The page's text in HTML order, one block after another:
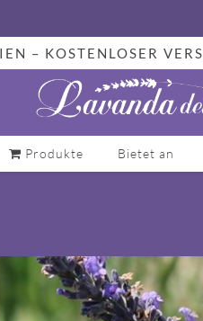
– KOSTENLOSER
Produkte Bietet an